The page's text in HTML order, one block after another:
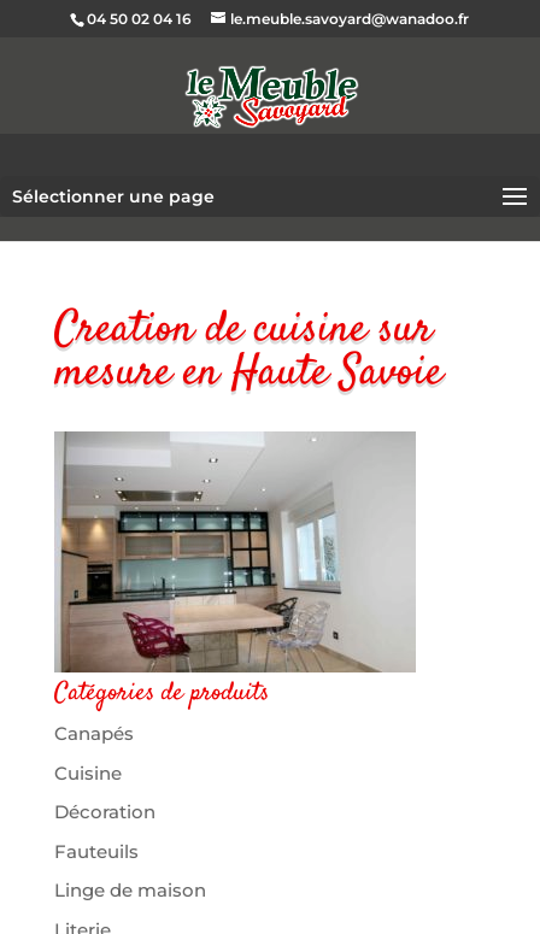
04 50 02 04 16 le.meuble.savoyard@wanadoo.fr
Sélectionner une page
Creation de cuisine sur
mesure en Haute Savoie
Catégories de produits
Canapés
Cuisine
Décoration
Fauteuils
Linge de maison
Literie